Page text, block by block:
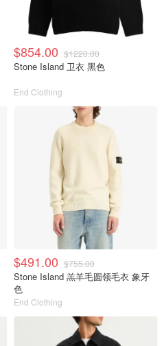
$854.00 $1220.00
Stone Island 卫衣 黑色
End Clothing
$491.00 $755.00
Stone Island 羔羊毛圆领毛衣 象牙
色
End Clothing